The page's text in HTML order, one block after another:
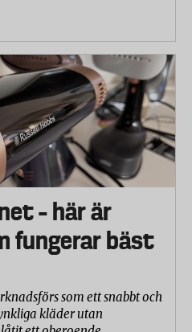
– här är
fungerar bäst
som ett snabbt och
kläder utan